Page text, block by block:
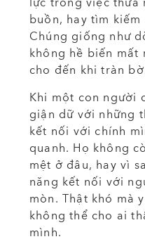
lực trong việc thừa
buồn, hay tìm
Chúng giống như
không hề biến mất
cho đến khi tràn
Khi một con người
giận dữ với những
kết nối với chính
quanh. Họ không
mệt ở đâu, hay vì
năng kết nối với
mòn. Thật khó mà
không thể cho ai
mình.